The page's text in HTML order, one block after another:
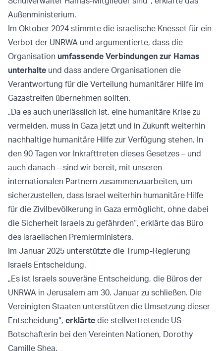
Außenministerium.
Im Oktober 2024 stimmte die israelische Knesset für ein
Verbot der UNRWA und argumentierte, dass die
Organisation umfassende Verbindungen zur Hamas
unterhalte und dass andere Organisationen die
Verantwortung für die Verteilung humanitärer Hilfe im
Gazastreifen übernehmen sollten.
„Da es auch unerlässlich ist, eine humanitäre Krise zu
vermeiden, muss in Gaza jetzt und in Zukunft weiterhin
nachhaltige humanitäre Hilfe zur Verfügung stehen. In
den 90 Tagen vor Inkrafttreten dieses Gesetzes – und
auch danach – sind wir bereit, mit unseren
internationalen Partnern zusammenzuarbeiten, um
sicherzustellen, dass Israel weiterhin humanitäre Hilfe
für die Zivilbevölkerung in Gaza ermöglicht, ohne dabei
die Sicherheit Israels zu gefährden“, erklärte das Büro
des israelischen Premierministers.
Im Januar 2025 unterstützte die Trump-Regierung
Israels Entscheidung.
„Es ist Israels souveräne Entscheidung, die Büros der
UNRWA in Jerusalem am 30. Januar zu schließen. Die
Vereinigten Staaten unterstützen die Umsetzung dieser
Entscheidung“, erklärte die stellvertretende US-
Botschafterin bei den Vereinten Nationen, Dorothy
Camille Shea.